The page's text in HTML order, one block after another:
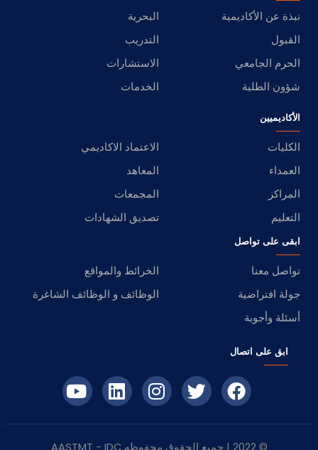
نبذة عن الأكاديمية
البحرية
القبول
التدريب
الحرم الجامعي
الاستشارات
شؤون الطلبة
الخدمات
الأكاديميين
الكليات
الاعتماد الاكاديمي
العمداء
المعاهد
المراكز
المجمعات
التعليم
تصديق الشهادات
ابقى على تواصل
تواصل معنا
الخرائط والمواقع
جولة افتراضية
الوظائف و الوظائف الشاغرة
أسئلة وأجوبة
ابق على اتصال
© 2022 | جميع الحقوق محفوظه IDC
- AASTMT